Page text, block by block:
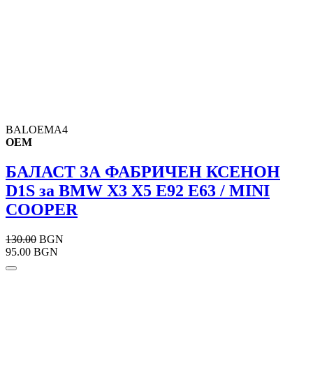
BALOEMA4
OEM
БАЛАСТ ЗА ФАБРИЧЕН КСЕНОН
D1S за BMW X3 X5 E92 E63 / MINI
COOPER
130.00 BGN
95.00 BGN